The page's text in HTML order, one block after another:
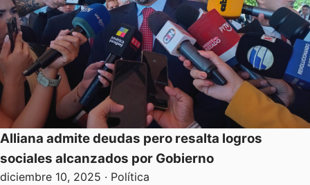
Alliana admite deudas pero resalta logros
sociales alcanzados por Gobierno
diciembre 10, 2025 · Política